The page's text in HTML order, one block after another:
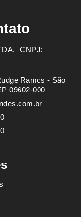
ㅤㅤ CNPJ:
Ramos - São
09602-000